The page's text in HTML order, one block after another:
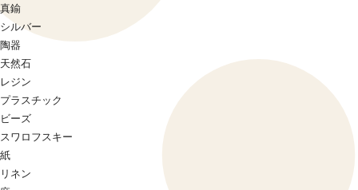
真鍮
シルバー
陶器
天然石
レジン
プラスチック
ビーズ
スワロフスキー
紙
リネン